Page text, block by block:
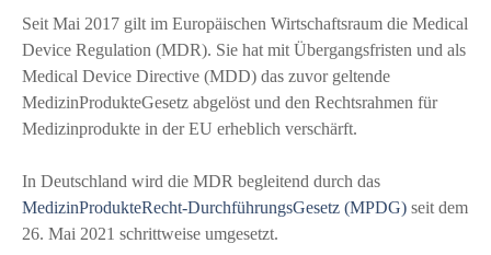
Seit Mai 2017 gilt im Europäischen Wirtschaftsraum die Medical
Device Regulation (MDR). Sie hat mit Übergangsfristen und als
Medical Device Directive (MDD) das zuvor geltende
MedizinProdukteGesetz abgelöst und den Rechtsrahmen für
Medizinprodukte in der EU erheblich verschärft.
In Deutschland wird die MDR begleitend durch das
MedizinProdukteRecht-DurchführungsGesetz (MPDG) seit dem
26. Mai 2021 schrittweise umgesetzt.